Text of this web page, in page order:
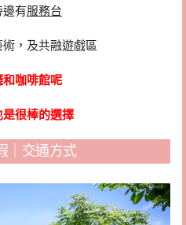
邊有服務台
，及共融遊戲區
咖啡館呢
很棒的選擇
｜交通方式